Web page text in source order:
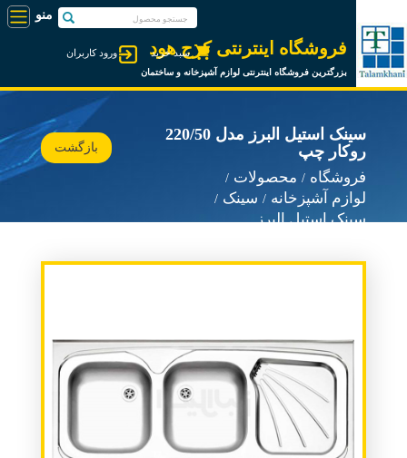
فروشگاه اینترنتی کرج هود
بزرگترین فروشگاه اینترنتی لوازم آشپزخانه و ساختمان
ورود کاربران سبد خرید
سینک استیل البرز مدل 220/50
روکار چپ
فروشگاه
محصولات
لوازم آشپزخانه
سینک
سینک استیل البرز
بازگشت